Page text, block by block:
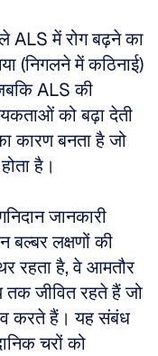
ALS में रोग बढ़ने का
(निगलने में कठिनाई)
ALS की
को बढ़ा देती
कारण बनता है जो
है।
जानकारी
बल्बर लक्षणों की
रहता है, वे आमतौर
जीवित रहते हैं जो
करते हैं। यह संबंध
चरों को